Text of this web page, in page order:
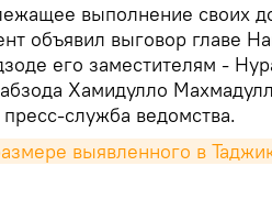
выполнение своих
объявил выговор главе
его заместителям -
Хамидулло
служба ведомства.
выявленного в